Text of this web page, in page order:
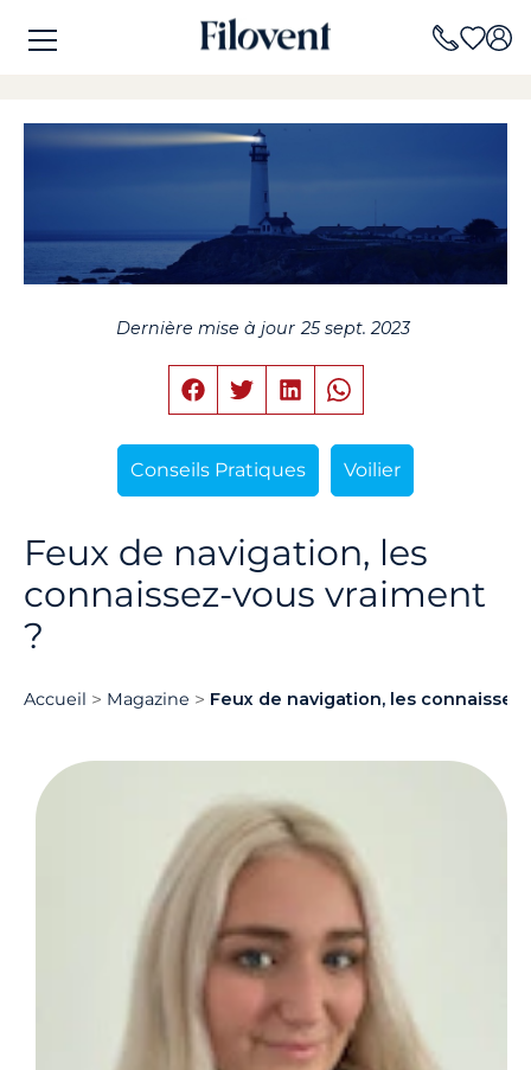
Dernière mise à jour 25 sept. 2023
Conseils Pratiques Voilier
Feux de navigation, les
connaissez-vous vraiment
?
Accueil Magazine Feux de navigation, les